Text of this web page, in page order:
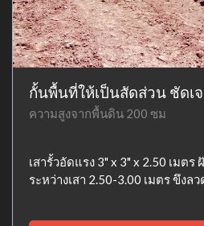
กั้นพื้นที่ให้เป็นสัดส่วน ชัดเ
ความสูงจากพื้นดิน 200 ซม
เสารั้วอัดแรง 3" x 3" x 2.50 เมตร
ระหว่างเสา 2.50-3.00 เมตร ขึงล